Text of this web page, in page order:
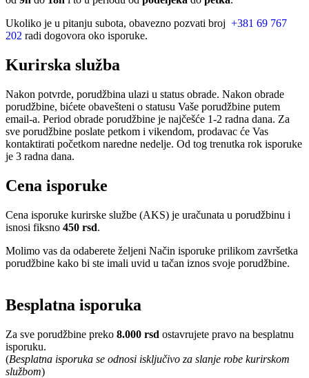
Ukoliko je u pitanju subota, obavezno pozvati broj +381 69 767
202 radi dogovora oko isporuke.
Kurirska služba
Nakon potvrde, porudžbina ulazi u status obrade. Nakon obrade
porudžbine, bićete obavešteni o statusu Vaše porudžbine putem
email-a. Period obrade porudžbine je najčešće 1-2 radna dana. Za
sve porudžbine poslate petkom i vikendom, prodavac će Vas
kontaktirati početkom naredne nedelje. Od tog trenutka rok isporuke
je 3 radna dana.
Cena isporuke
Cena isporuke kurirske službe (AKS) je uračunata u porudžbinu i
isnosi fiksno 450 rsd.
Molimo vas da odaberete željeni Način isporuke prilikom završetka
porudžbine kako bi ste imali uvid u tačan iznos svoje porudžbine.
Besplatna isporuka
Za sve porudžbine preko 8.000 rsd ostavrujete pravo na besplatnu
isporuku.
(Besplatna isporuka se odnosi isključivo za slanje robe kurirskom
službom)